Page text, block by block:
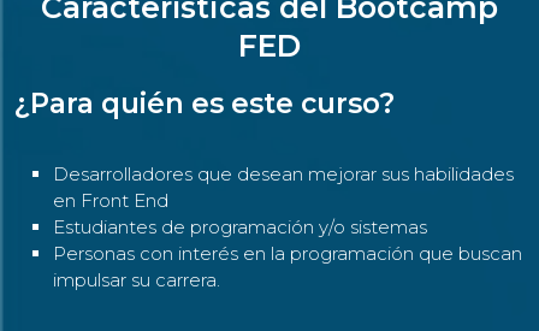
FED
¿Para quién es este curso?
Desarrolladores que desean mejorar sus habilidades
en Front End
Estudiantes de programación y/o sistemas
Personas con interés en la programación que buscan
impulsar su carrera.